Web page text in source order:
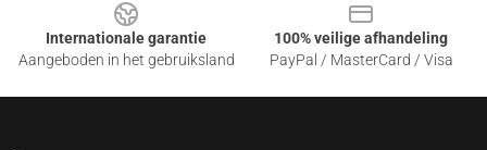
Internationale garantie
Aangeboden in het gebruiksland
100% veilige afhandeling
PayPal / MasterCard / Visa